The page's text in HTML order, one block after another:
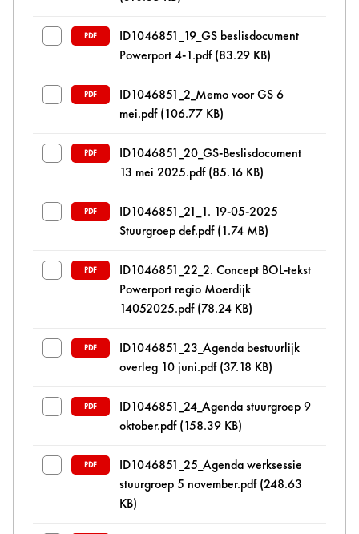
PDF
ID1046851_19_GS beslisdocument
Powerport 4-1.pdf (83.29 KB)
PDF
ID1046851_2_Memo voor GS 6
mei.pdf (106.77 KB)
PDF
ID1046851_20_GS-Beslisdocument
13 mei 2025.pdf (85.16 KB)
PDF
ID1046851_21_1. 19-05-2025
Stuurgroep def.pdf (1.74 MB)
PDF
ID1046851_22_2. Concept BOL-tekst
Powerport regio Moerdijk
14052025.pdf (78.24 KB)
PDF
ID1046851_23_Agenda bestuurlijk
overleg 10 juni.pdf (37.18 KB)
PDF
ID1046851_24_Agenda stuurgroep 9
oktober.pdf (158.39 KB)
PDF
ID1046851_25_Agenda werksessie
stuurgroep 5 november.pdf (248.63
KB)